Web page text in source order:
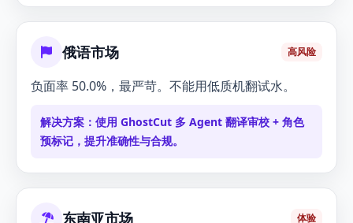
俄语市场 高风险
负面率 50.0%，最严苛。不能用低质机翻试水。
解决方案： 使用 GhostCut 多 Agent 翻译审校 + 角色
预标记，提升准确性与合规。
东南亚市场 体验